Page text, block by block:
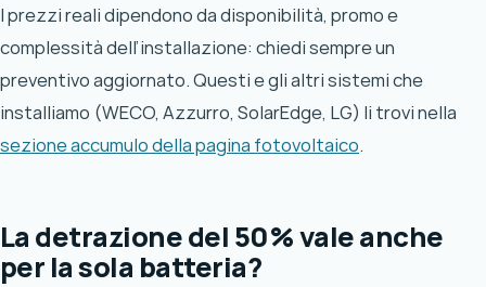
I prezzi reali dipendono da disponibilità, promo e
complessità dell’installazione: chiedi sempre un
preventivo aggiornato. Questi e gli altri sistemi che
installiamo (WECO, Azzurro, SolarEdge, LG) li trovi nella
sezione accumulo della pagina fotovoltaico.
La detrazione del 50% vale anche
per la sola batteria?